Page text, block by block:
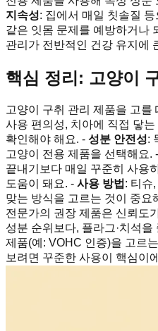
지속성: 집에서 매일 칫솔질
같은 잇몸 문제를 예방하거나
관리가 전반적인 건강 유지에
핵심 정리: 고양이
고양이 구취 관리 제품을 고를
사용 편의성, 치아에 직접 닿
확인해야 해요. - 성분 안전성:
고양이 전용 제품을 선택해요. -
끝내기보다 매일 꾸준히 사용
도움이 돼요. - 사용 방법 : 티슈
맞는 방식을 고르는 것이 중요
전문가의 권장 제품은 신뢰도
성분 순위보다, 플라그·치석
제품(예: VOHC 인증)을 고르
보려면 꾸준한 사용이 핵심이